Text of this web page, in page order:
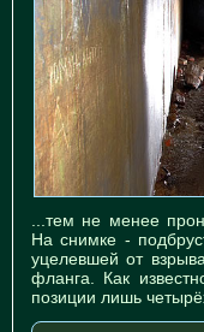
...тем не менее
На снимке -
уцелевшей от
фланга. Как
позиции лишь